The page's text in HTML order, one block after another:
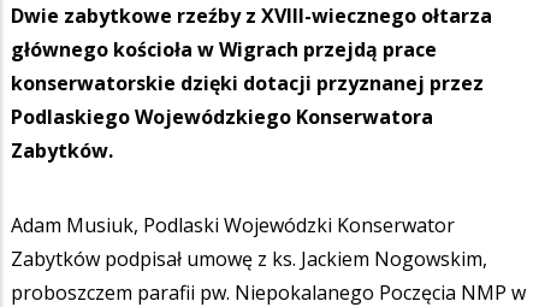
Dwie zabytkowe rzeźby z XVIII-wiecznego ołtarza
głównego kościoła w Wigrach przejdą prace
konserwatorskie dzięki dotacji przyznanej przez
Podlaskiego Wojewódzkiego Konserwatora
Zabytków.
Adam Musiuk, Podlaski Wojewódzki Konserwator
Zabytków podpisał umowę z ks. Jackiem Nogowskim,
proboszczem parafii pw. Niepokalanego Poczęcia NMP w